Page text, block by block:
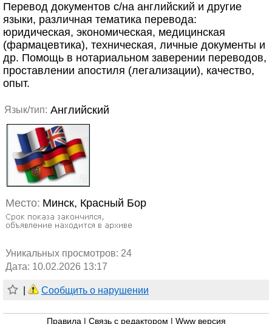
Перевод документов с/на английский и другие
языки, различная тематика перевода:
юридическая, экономическая, медицинская
(фармацевтика), техническая, личные документы и
др. Помощь в нотариальном заверении переводов,
проставлении апостиля (легализации), качество,
опыт.
Язык/тип: Английский
Место: Минск, Красный Бор
Уникальных просмотров: 24
Дата: 10.02.2026 13:17
Сообщить о нарушении
Правила Связь с редактором Www версия